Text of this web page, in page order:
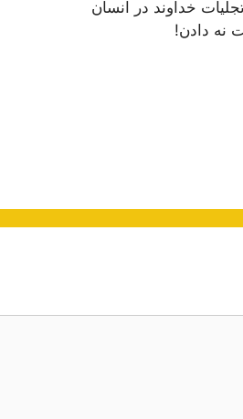
خداوند در انسان
نه دادن!